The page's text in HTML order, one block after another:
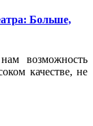
Больше,
возможность
качестве, не